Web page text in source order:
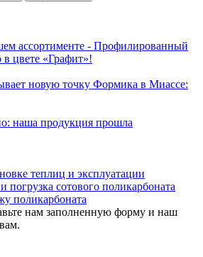
ассортименте - Профилированный
цвете «Графит»!
новую точку Формика в Миассе:
наша продукция прошла
теплиц и эксплуатации
погрузка сотового поликарбоната
поликарбоната
нам заполненную форму и наш